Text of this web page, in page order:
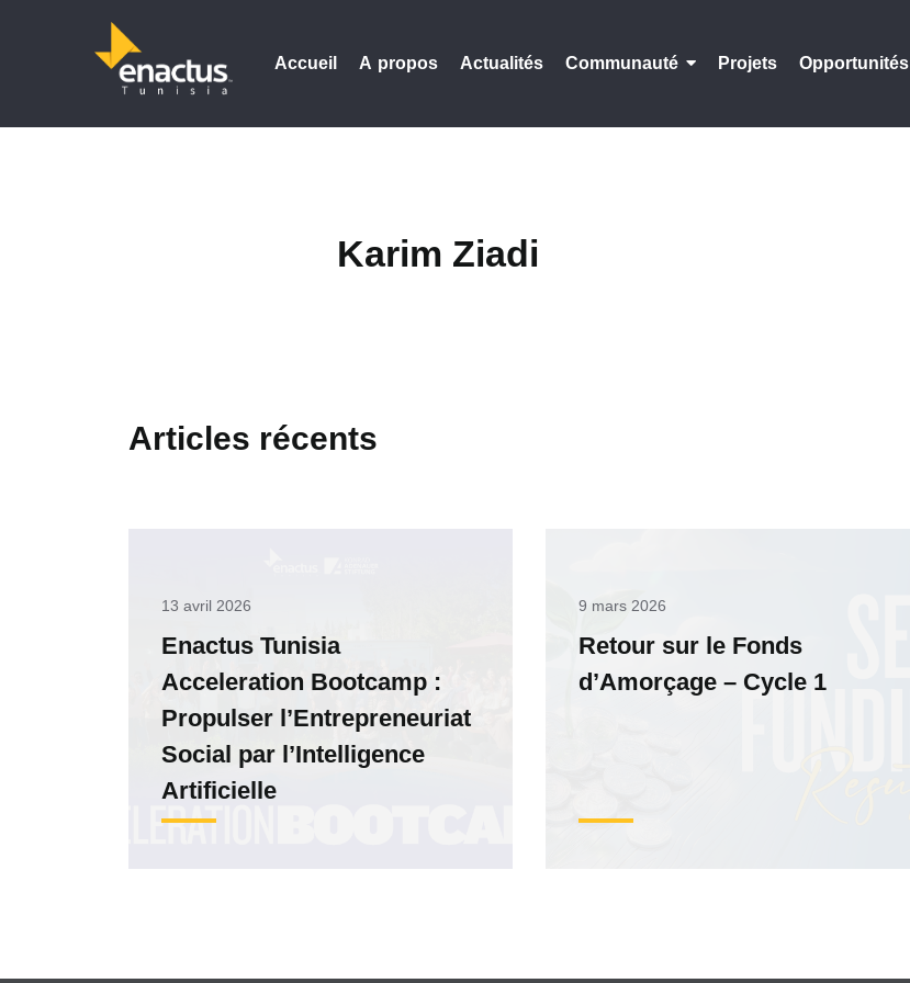
Accueil A propos Actualités Communauté Projets Opportunités
Karim Ziadi
Articles récents
13 avril 2026
Enactus Tunisia
Acceleration Bootcamp :
Propulser l’Entrepreneuriat
Social par l’Intelligence
Artificielle
9 mars 2026
Retour sur le Fonds
d’Amorçage – Cycle 1